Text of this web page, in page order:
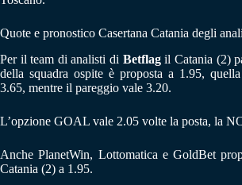
Quote e pronostico Casertana Catania degli
Per il team di analisti di Betflagil Catania (2)
della squadra ospite è proposta a 1.95,
3.65, mentre il pareggio vale 3.20.
L’opzione GOAL vale 2.05 volte la posta, la
Anche PlanetWin, Lottomatica e GoldBet
Catania (2) a 1.95.